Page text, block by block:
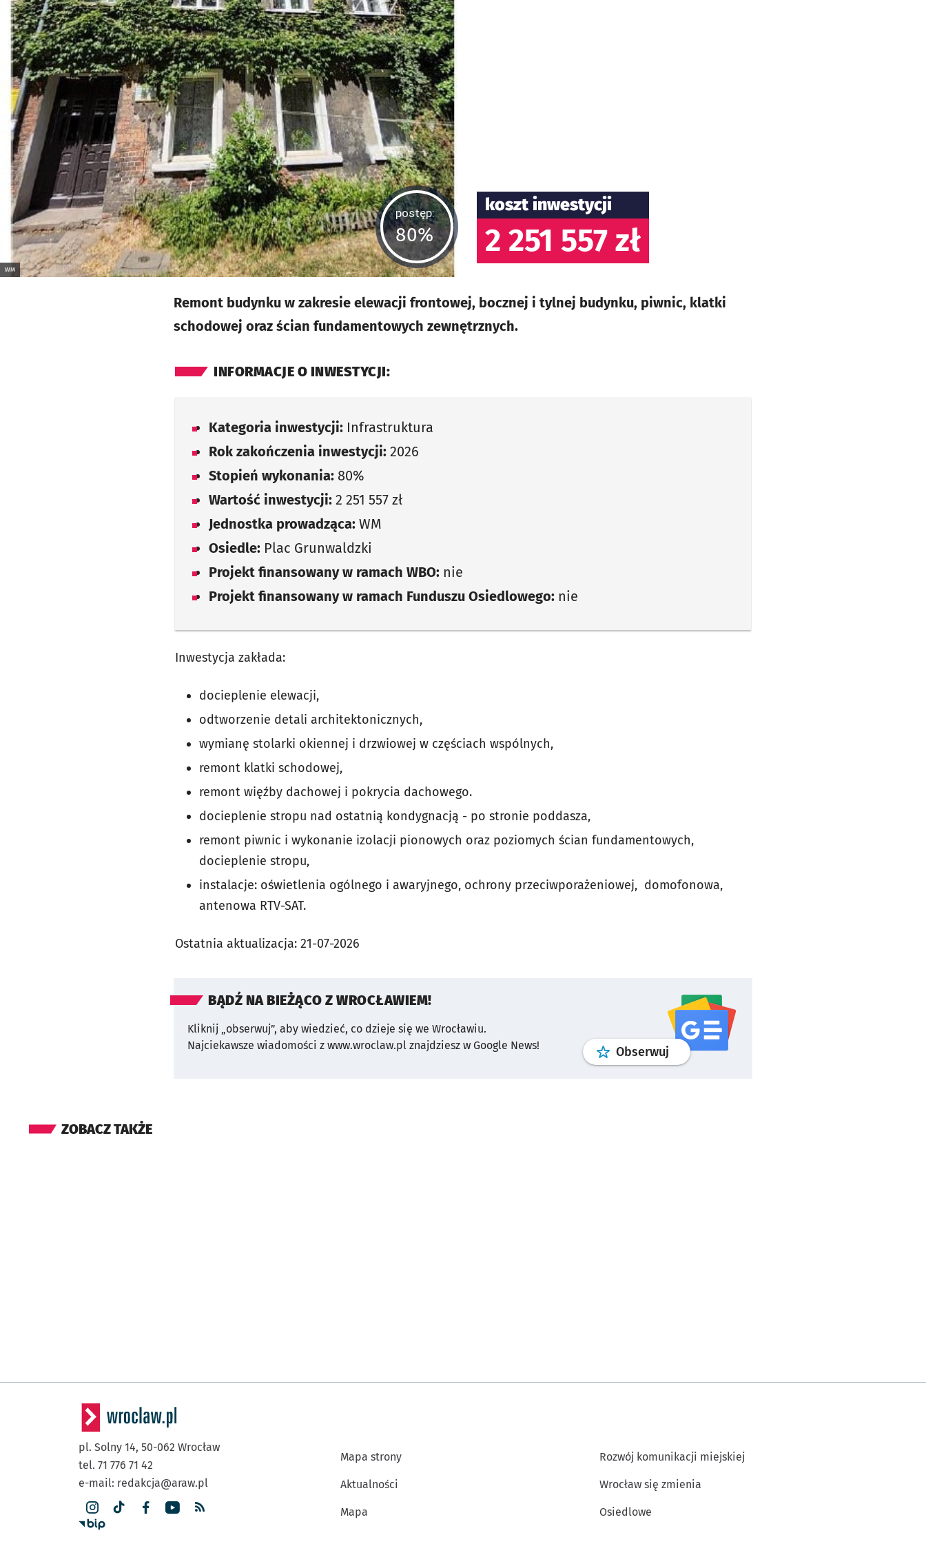
WM
postęp:
80%
koszt inwestycji
2 251 557 zł
Remont budynku w zakresie elewacji frontowej, bocznej i tylnej budynku, piwnic, klatki
schodowej oraz ścian fundamentowych zewnętrznych.
INFORMACJE O INWESTYCJI:
Kategoria inwestycji: Infrastruktura
Rok zakończenia inwestycji: 2026
Stopień wykonania: 80%
Wartość inwestycji: 2 251 557 zł
Jednostka prowadząca: WM
Osiedle: Plac Grunwaldzki
Projekt finansowany w ramach WBO: nie
Projekt finansowany w ramach Funduszu Osiedlowego: nie
Inwestycja zakłada:
docieplenie elewacji,
odtworzenie detali architektonicznych,
wymianę stolarki okiennej i drzwiowej w częściach wspólnych,
remont klatki schodowej,
remont więźby dachowej i pokrycia dachowego.
docieplenie stropu nad ostatnią kondygnacją - po stronie poddasza,
remont piwnic i wykonanie izolacji pionowych oraz poziomych ścian fundamentowych,
docieplenie stropu,
instalacje: oświetlenia ogólnego i awaryjnego, ochrony przeciwporażeniowej, domofonowa,
antenowa RTV-SAT.
Ostatnia aktualizacja: 21-07-2026
BĄDŹ NA BIEŻĄCO Z WROCŁAWIEM!
Kliknij „obserwuj”, aby wiedzieć, co dzieje się we Wrocławiu.
Najciekawsze wiadomości z www.wroclaw.pl znajdziesz w Google News!
Obserwuj profilgoogle news
ZOBACZ TAKŻE
pl. Solny 14, 50-062 Wrocław
tel. 71 776 71 42
e-mail: redakcja@araw.pl
Mapa strony
Aktualności
Mapa
Rozwój komunikacji miejskiej
Wrocław się zmienia
Osiedlowe